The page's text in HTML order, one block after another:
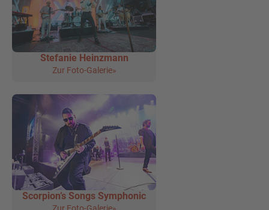
Stefanie Heinzmann
Zur Foto-Galerie»
Scorpion’s Songs Symphonic